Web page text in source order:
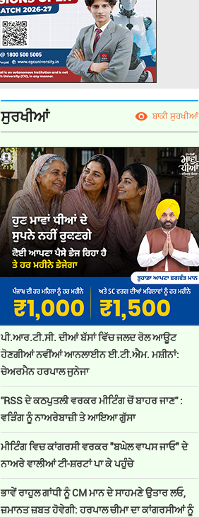
ਸੁਰਖੀਆਂ ਬਾਕੀ ਸੁਰਖੀਆਂ
ਪੀ.ਆਰ.ਟੀ.ਸੀ. ਦੀਆਂ ਬੱਸਾਂ ਵਿੱਚ ਜਲਦ ਰੋਲ ਆਊਟ
ਹੋਣਗੀਆਂ ਨਵੀਂਆਂ ਆਨਲਾਈਨ ਈ.ਟੀ.ਐਮ. ਮਸ਼ੀਨਾਂ:
ਚੇਅਰਮੈਨ ਹਰਪਾਲ ਜੁਨੇਜਾ
''RSS ਦੇ ਕਠਪੁਤਲੀ ਵਰਕਰ ਮੀਟਿੰਗ ਚੋਂ ਬਾਹਰ ਜਾਣ'' :
ਵੜਿੰਗ ਨੂੰ ਨਾਅਰੇਬਾਜ਼ੀ ਤੇ ਆਇਆ ਗੁੱਸਾ
ਮੀਟਿੰਗ ਵਿਚ ਕਾਂਗਰਸੀ ਵਰਕਰ "ਬਘੇਲ ਵਾਪਸ ਜਾਓ" ਦੇ
ਨਾਅਰੇ ਵਾਲੀਆਂ ਟੀ-ਸ਼ਰਟਾਂ ਪਾ ਕੇ ਪਹੁੰਚੇ
ਭਾਵੇਂ ਰਾਹੁਲ ਗਾਂਧੀ ਨੂੰ CM ਮਾਨ ਦੇ ਸਾਹਮਣੇ ਉਤਾਰ ਲਓ,
ਜ਼ਮਾਨਤ ਜ਼ਬਤ ਹੋਵੇਗੀ: ਹਰਪਾਲ ਚੀਮਾ ਦਾ ਕਾਂਗਰਸੀਆਂ ਨੂੰ